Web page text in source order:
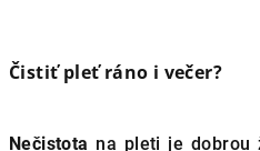
Čistiť pleť ráno i večer?
Nečistota na pleti je dobrou